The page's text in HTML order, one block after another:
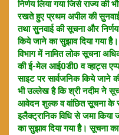
निर्णय लिया गया जिसे राज्य की
रखते हुए प्रथम अपील की
तथा सुुनवाई की सूचना औैर
किये जाने का सुझाव दिया गया
विभाग में नामित लोक सूचना
की ई-मेल आई0डी0 व व्हाट्स
साइट पर सार्वजनिक किये जाने
भी उल्लेख है कि श्री नदीम नेे
आवेदन शुल्क व वांछित सूूचना के
इलैैक्ट्रानिक विधि से जमा
का सुझाव दिया गया हैै। सूचना